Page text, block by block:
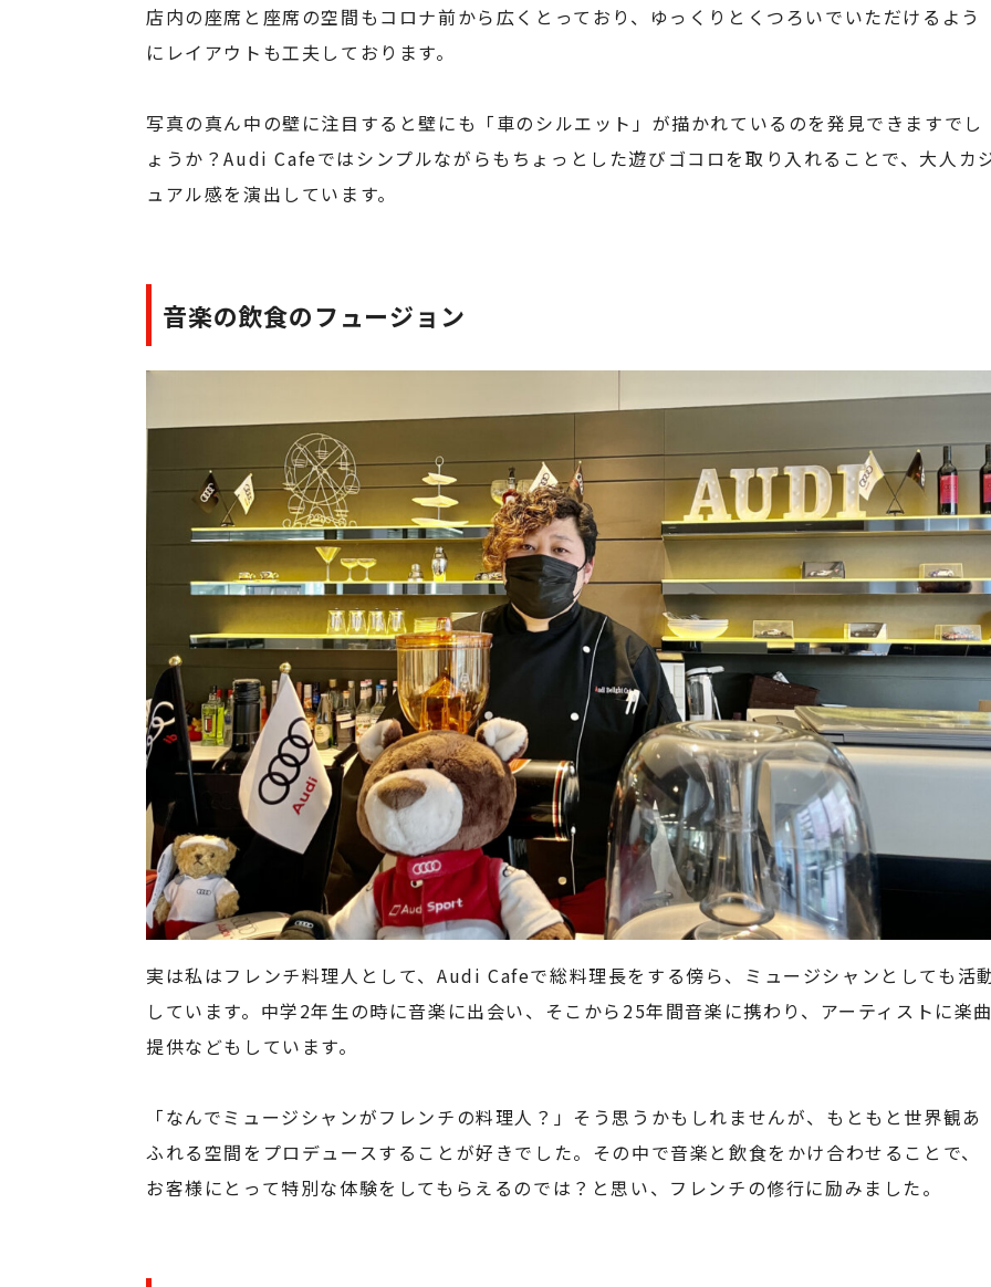
店内の座席と座席の空間もコロナ前から広くとっており、ゆっくりとくつろいでいただけるよう
にレイアウトも工夫しております。
写真の真ん中の壁に注目すると壁にも「車のシルエット」が描かれているのを発見できますでし
ょうか？Audi Cafeではシンプルながらもちょっとした遊びゴコロを取り入れることで、大人カ
ュアル感を演出しています。
音楽の飲食のフュージョン
実は私はフレンチ料理人として、Audi Cafeで総料理長をする傍ら、ミュージシャンとしても活
しています。中学2年生の時に音楽に出会い、そこから25年間音楽に携わり、アーティストに楽
提供などもしています。
「なんでミュージシャンがフレンチの料理人？」そう思うかもしれませんが、もともと世界観あ
ふれる空間をプロデュースすることが好きでした。その中で音楽と飲食をかけ合わせることで、
お客様にとって特別な体験をしてもらえるのでは？と思い、フレンチの修行に励みました。